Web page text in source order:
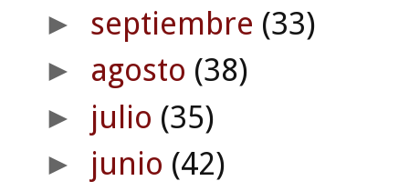
► septiembre (33)
► agosto (38)
► julio (35)
► junio (42)